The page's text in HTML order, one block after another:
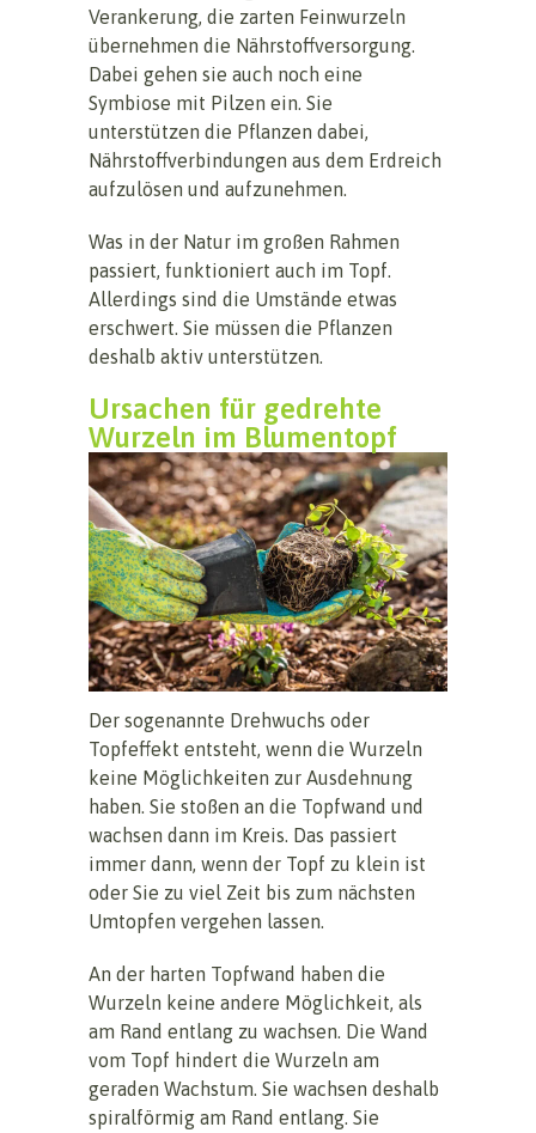
Verankerung, die zarten Feinwurzeln
übernehmen die Nährstoffversorgung.
Dabei gehen sie auch noch eine
Symbiose mit Pilzen ein. Sie
unterstützen die Pflanzen dabei,
Nährstoffverbindungen aus dem Erdreich
aufzulösen und aufzunehmen.
Was in der Natur im großen Rahmen
passiert, funktioniert auch im Topf.
Allerdings sind die Umstände etwas
erschwert. Sie müssen die Pflanzen
deshalb aktiv unterstützen.
Ursachen für gedrehte
Wurzeln im Blumentopf
Der sogenannte Drehwuchs oder
Topfeffekt entsteht, wenn die Wurzeln
keine Möglichkeiten zur Ausdehnung
haben. Sie stoßen an die Topfwand und
wachsen dann im Kreis. Das passiert
immer dann, wenn der Topf zu klein ist
oder Sie zu viel Zeit bis zum nächsten
Umtopfen vergehen lassen.
An der harten Topfwand haben die
Wurzeln keine andere Möglichkeit, als
am Rand entlang zu wachsen. Die Wand
vom Topf hindert die Wurzeln am
geraden Wachstum. Sie wachsen deshalb
spiralförmig am Rand entlang. Sie